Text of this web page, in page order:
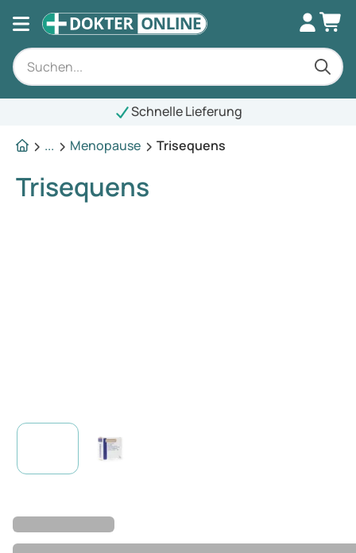
Schnelle Lieferung
...
Menopause Trisequens
Trisequens